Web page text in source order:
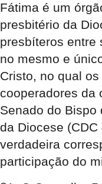
Fátima é um
presbitério da
presbíteros entre
no mesmo e
Cristo, no qual
cooperadores da
Senado do Bispo
da Diocese
verdadeira
participação do